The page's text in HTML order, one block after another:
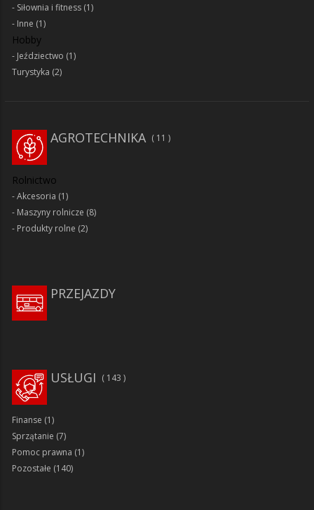
Siłownia i fitness (1)
Inne (1)
Hobby
Jeździectwo (1)
Turystyka (2)
AGROTECHNIKA 11
Rolnictwo
Akcesoria (1)
Maszyny rolnicze (8)
Produkty rolne (2)
PRZEJAZDY
143
USŁUGI
Finanse (1)
Sprzątanie (7)
Pomoc prawna (1)
Pozostałe (140)